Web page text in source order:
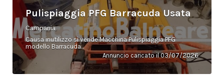
Pulispiaggia PFG Barracuda Usata
Campania
Causa inutilizzo si vende Macchina Pulispiaggia PFG
modello Barracuda...
Annuncio caricato il 03/07/2026